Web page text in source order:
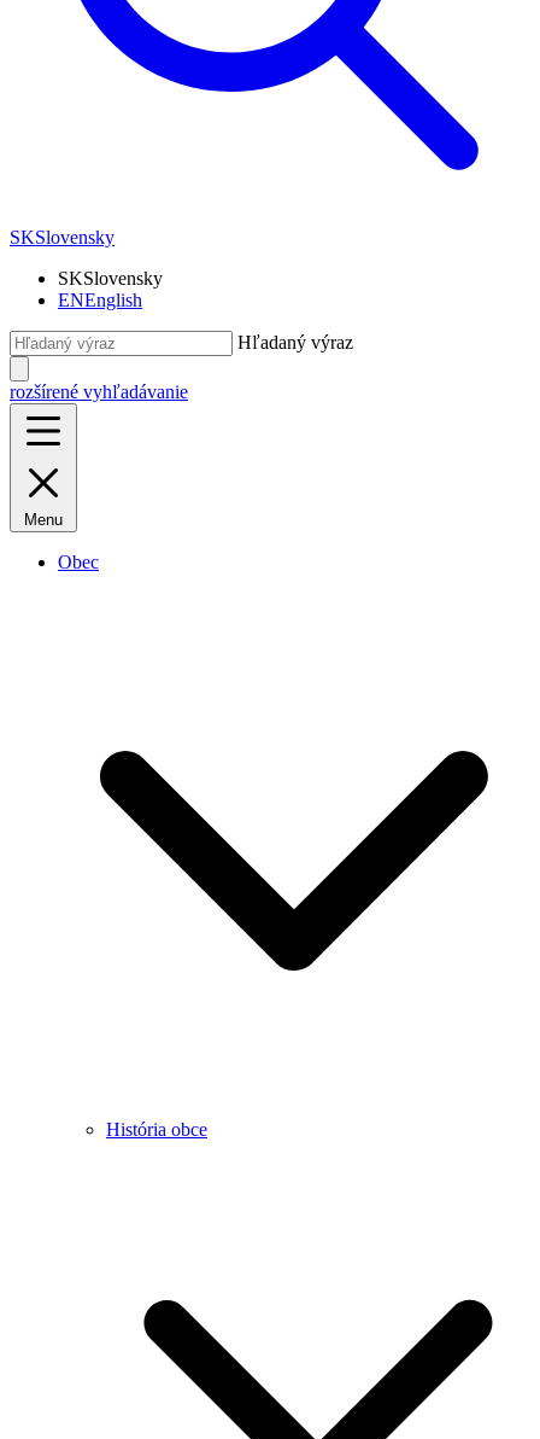
SKSlovensky
SKSlovensky
ENEnglish
Hľadaný výraz
rozšírené vyhľadávanie
Menu
Obec
História obce